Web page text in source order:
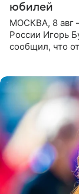
юбилей
МОСКВА, 8 авг
России Игорь
сообщил, что